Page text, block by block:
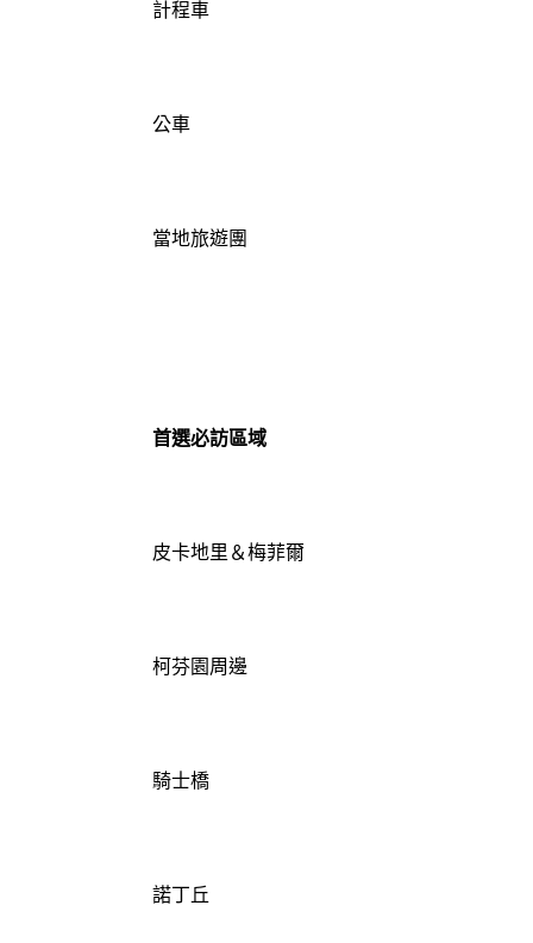
計程車
公車
當地旅遊團
首選必訪區域
皮卡地里＆梅菲爾
柯芬園周邊
騎士橋
諾丁丘